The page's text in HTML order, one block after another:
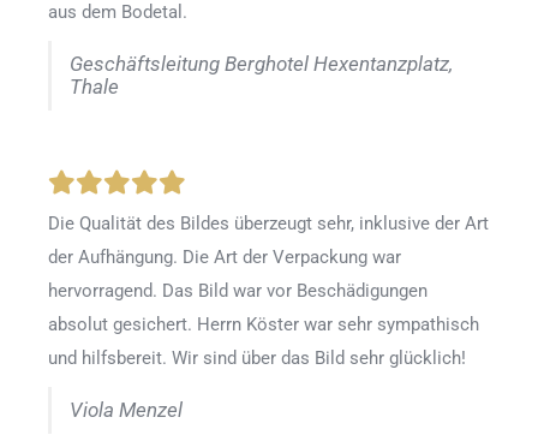
aus dem Bodetal.
Geschäftsleitung Berghotel Hexentanzplatz,
Thale
Die Qualität des Bildes überzeugt sehr, inklusive der Art
der Aufhängung. Die Art der Verpackung war
hervorragend. Das Bild war vor Beschädigungen
absolut gesichert. Herrn Köster war sehr sympathisch
und hilfsbereit. Wir sind über das Bild sehr glücklich!
Viola Menzel